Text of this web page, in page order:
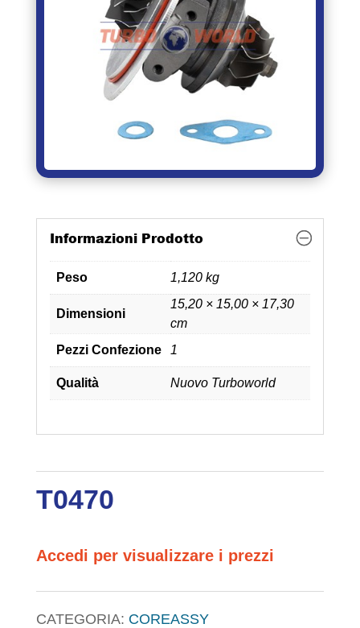
Informazioni Prodotto
Peso 1,120 kg
Dimensioni
15,20 × 15,00 × 17,30
cm
Pezzi Confezione
1
Qualità Nuovo Turboworld
T0470
Accedi per visualizzare i prezzi
CATEGORIA: COREASSY